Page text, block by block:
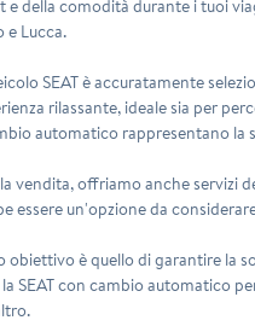
della comodità durante i tuoi
e Lucca.
SEAT è accuratamente
rilassante, ideale sia per
automatico rappresentano la
vendita, offriamo anche servizi
essere un'opzione da
obiettivo è quello di garantire la
SEAT con cambio automatico